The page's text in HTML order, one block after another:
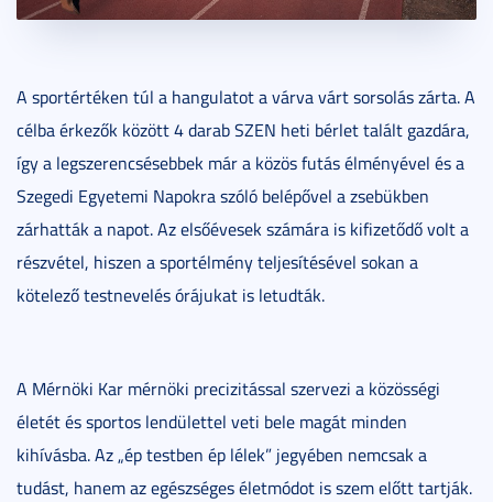
A sportértéken túl a hangulatot a várva várt sorsolás zárta. A
célba érkezők között 4 darab SZEN heti bérlet talált gazdára,
így a legszerencsésebbek már a közös futás élményével és a
Szegedi Egyetemi Napokra szóló belépővel a zsebükben
zárhatták a napot. Az elsőévesek számára is kifizetődő volt a
részvétel, hiszen a sportélmény teljesítésével sokan a
kötelező testnevelés órájukat is letudták.
A Mérnöki Kar mérnöki precizitással szervezi a közösségi
életét és sportos lendülettel veti bele magát minden
kihívásba. Az „ép testben ép lélek” jegyében nemcsak a
tudást, hanem az egészséges életmódot is szem előtt tartják.